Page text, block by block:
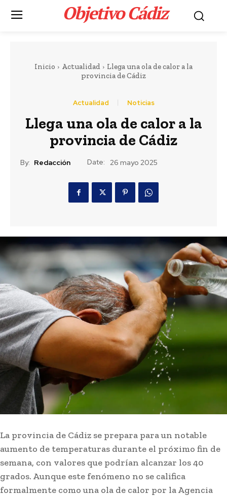
Objetivo Cádiz.
Inicio Actualidad
Llega una ola de calor a la
provincia de Cádiz
Actualidad Noticias
Llega una ola de calor a la
provincia de Cádiz
By: Redacción Date: 26 mayo 2025
La provincia de Cádiz se prepara para un notable
aumento de temperaturas durante el próximo fin de
semana, con valores que podrían alcanzar los 40
grados. Aunque este fenómeno no se califica
formalmente como una ola de calor por la Agencia